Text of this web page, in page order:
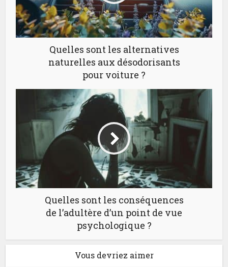
Quelles sont les alternatives
naturelles aux désodorisants
pour voiture ?
Quelles sont les conséquences
de l’adultère d’un point de vue
psychologique ?
Vous devriez aimer